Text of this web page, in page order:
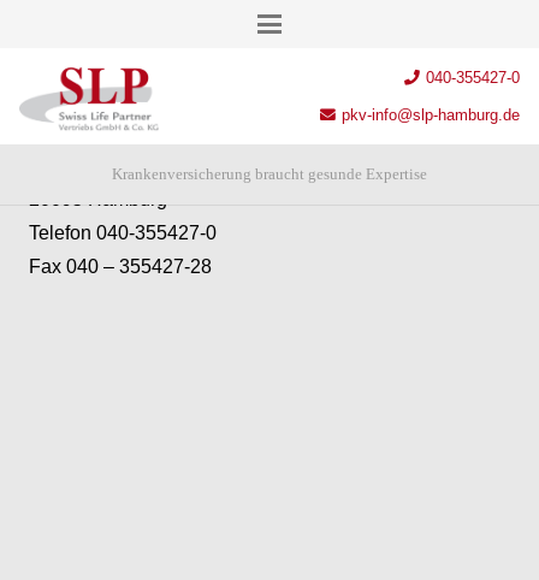
040-355427-0
pkv-info@slp-hamburg.de
Krankenversicherung braucht gesunde Expertise
SLP Swiss Life Partner Vertriebs GmbH & Co. KG
Chilehaus – Eingang A
Fischertwiete 2
Telefon 040-355427-0
Fax 040 – 355427-28